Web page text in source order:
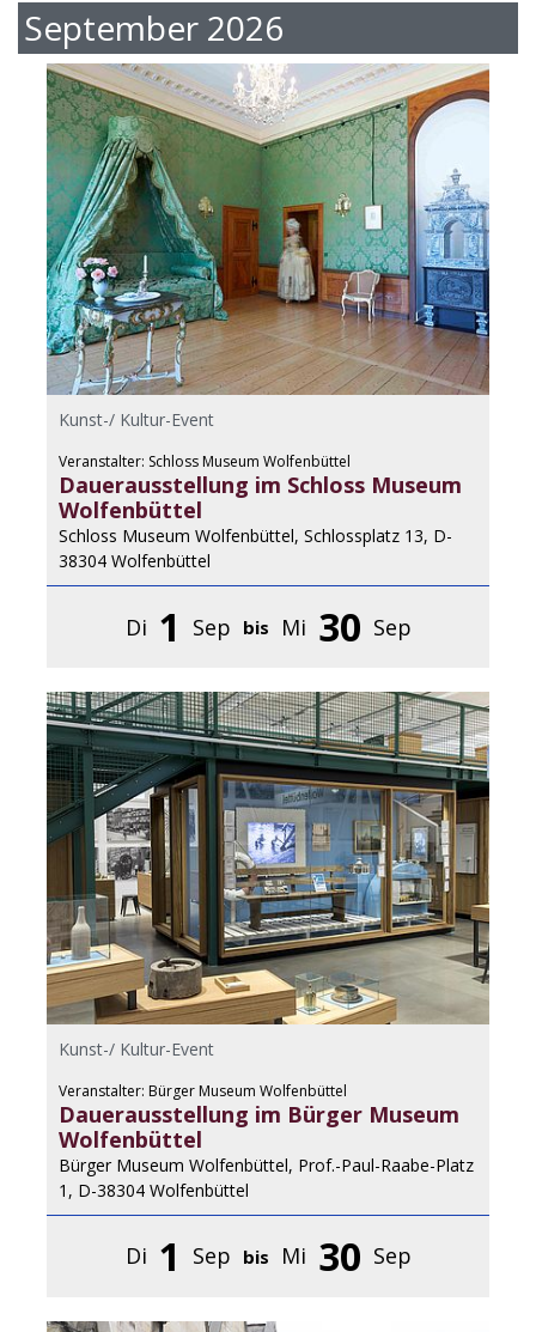
September 2026
Kunst-/ Kultur-Event
Veranstalter: Schloss Museum Wolfenbüttel
Dauerausstellung im Schloss Museum
Wolfenbüttel
Schloss Museum Wolfenbüttel, Schlossplatz 13, D-
38304 Wolfenbüttel
Di 1 Sep bis Mi 30 Sep
Kunst-/ Kultur-Event
Veranstalter: Bürger Museum Wolfenbüttel
Dauerausstellung im Bürger Museum
Wolfenbüttel
Bürger Museum Wolfenbüttel, Prof.-Paul-Raabe-Platz
1, D-38304 Wolfenbüttel
Di 1 Sep bis Mi 30 Sep